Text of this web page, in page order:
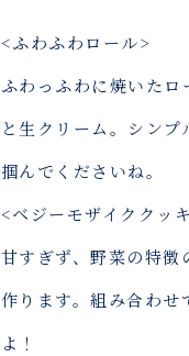
<ふわふわロール>
ふわっふわに焼いた
と生クリーム。シン
掴んでくださいね。
<ベジーモザイククッ
甘すぎず、野菜の特徴
作ります。組み合わ
よ！